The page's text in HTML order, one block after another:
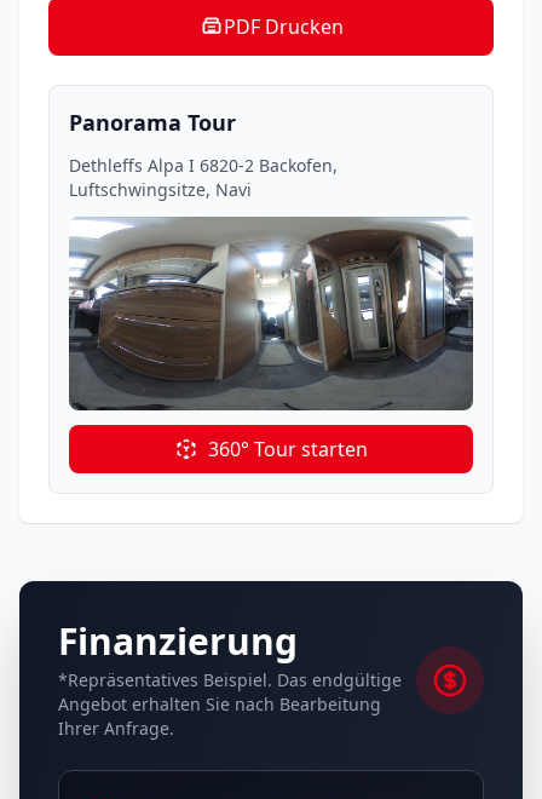
PDF Drucken
Panorama Tour
Dethleffs Alpa I 6820-2 Backofen,
Luftschwingsitze, Navi
360° Tour starten
Finanzierung
*Repräsentatives Beispiel. Das endgültige
Angebot erhalten Sie nach Bearbeitung
Ihrer Anfrage.